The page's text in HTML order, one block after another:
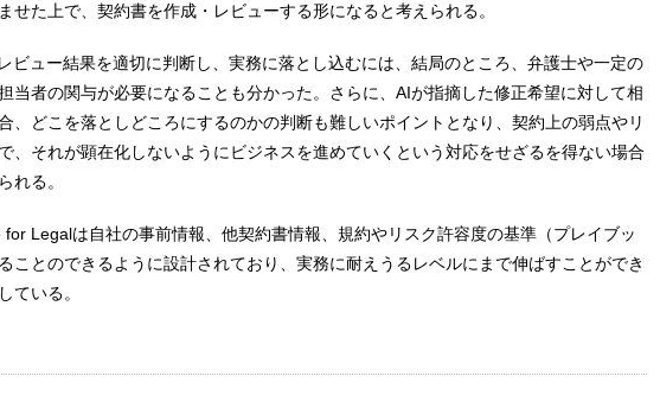
せた上で、契約書を作成・レビューする形になると考えられる。
ビュー結果を適切に判断し、実務に落とし込むには、結局のところ、弁護士や一定の
当者の関与が必要になることも分かった。さらに、AIが指摘した修正希望に対して相
、どこを落としどころにするのかの判断も難しいポイントとなり、契約上の弱点やリ
、それが顕在化しないようにビジネスを進めていくという対応をせざるを得ない場合
れる。
for Legalは自社の事前情報、他契約書情報、規約やリスク許容度の基準（プレイブッ
ことのできるように設計されており、実務に耐えうるレベルにまで伸ばすことができ
ている。